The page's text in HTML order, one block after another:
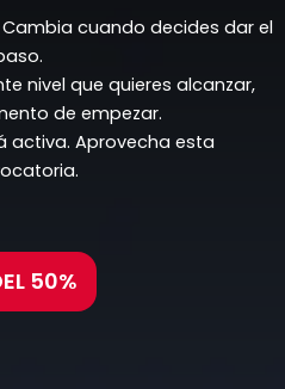
cuando decides dar el
nivel que quieres alcanzar,
de empezar.
activa. Aprovecha esta
50%